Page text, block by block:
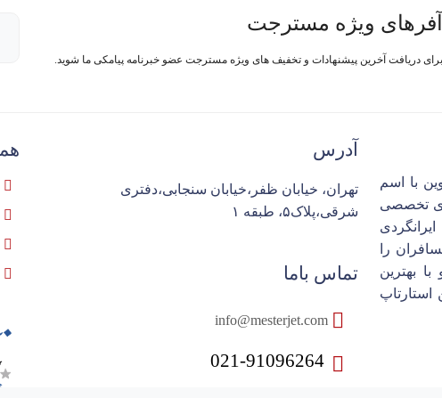
آفرهای ویژه مسترجت
برای دریافت آخرین پیشنهادات و تخفیف های ویژه مسترجت عضو خبرنامه پیامکی ما شوید.
با اسم
تورهای تخصصی
را
بهترین
آدرس
تهران، خیابان ظفر،خیابان سنجابی،دفتری
شرقی،پلاک۵، طبقه ۱
تماس باما
021-91096264